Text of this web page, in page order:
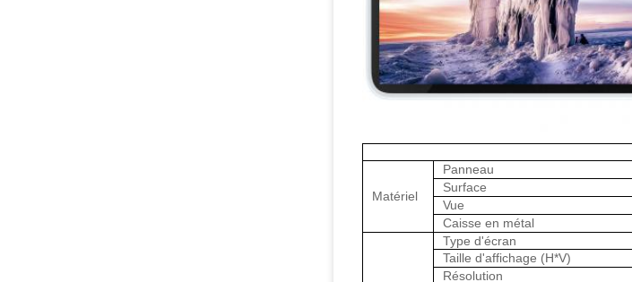
Matériel
Panneau
Surface
Vue
Caisse en métal
Type d'écran
Taille d'affichage (H*V)
Résolution